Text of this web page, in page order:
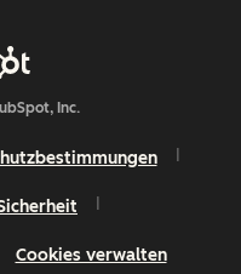
Inc.
Cookies verwalten